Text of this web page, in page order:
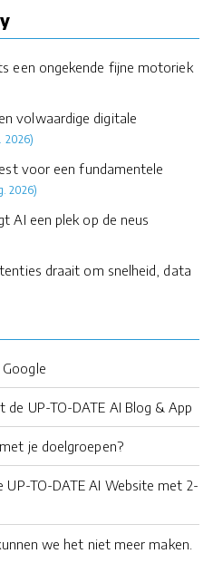
een ongekende fijne motoriek
volwaardige digitale
2026)
voor een fundamentele
2026)
AI een plek op de neus
draait om snelheid, data
UP-TO-DATE AI Blog & App
je doelgroepen?
UP-TO-DATE AI Website met 2-
we het niet meer maken.